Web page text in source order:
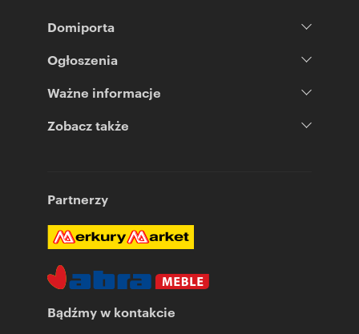
Domiporta
Ogłoszenia
Ważne informacje
Zobacz także
Partnerzy
Bądźmy w kontakcie